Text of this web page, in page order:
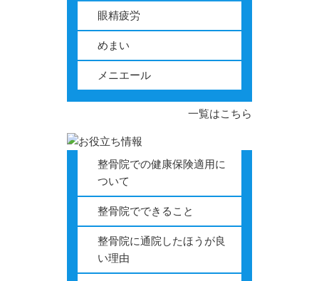
眼精疲労
めまい
メニエール
一覧はこちら
整骨院での健康保険適用に
ついて
整骨院でできること
整骨院に通院したほうが良
い理由